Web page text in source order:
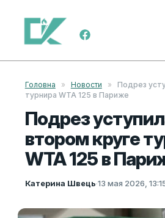
Перейти к содержимому
Меню навигации
Головна » Новости »
Подрез
турнира WTA 125 в Париже
Подрез
втором круге
WTA 125 в
Катерина Швець·13 мая 2026,